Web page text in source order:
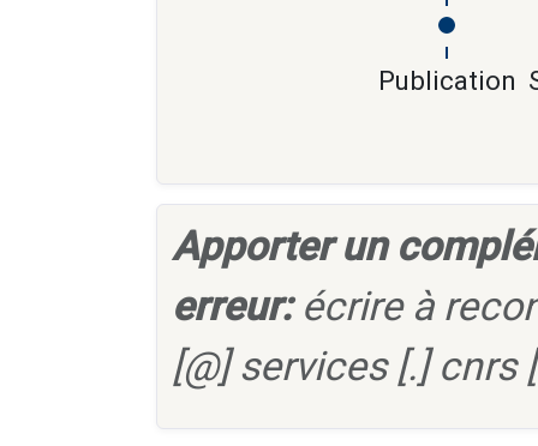
Publication
Apporter un
erreur:écrire à
[@] services [.] cnrs